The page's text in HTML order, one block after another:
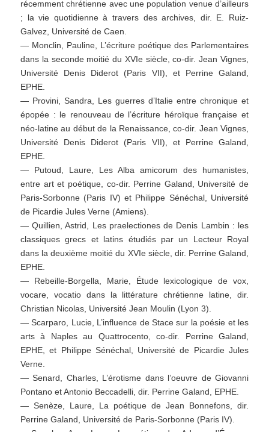
récemment chrétienne avec une population venue d’ailleurs
; la vie quotidienne à travers des archives, dir. E. Ruiz-
Galvez, Université de Caen.
— Monclin, Pauline, L’écriture poétique des Parlementaires
dans la seconde moitié du XVIe siècle, co-dir. Jean Vignes,
Université Denis Diderot (Paris VII), et Perrine Galand,
EPHE.
— Provini, Sandra, Les guerres d’Italie entre chronique et
épopée : le renouveau de l’écriture héroïque française et
néo-latine au début de la Renaissance, co-dir. Jean Vignes,
Université Denis Diderot (Paris VII), et Perrine Galand,
EPHE.
— Putoud, Laure, Les Alba amicorum des humanistes,
entre art et poétique, co-dir. Perrine Galand, Université de
Paris-Sorbonne (Paris IV) et Philippe Sénéchal, Université
de Picardie Jules Verne (Amiens).
— Quillien, Astrid, Les praelectiones de Denis Lambin : les
classiques grecs et latins étudiés par un Lecteur Royal
dans la deuxième moitié du XVIe siècle, dir. Perrine Galand,
EPHE.
— Rebeille-Borgella, Marie, Étude lexicologique de vox,
vocare, vocatio dans la littérature chrétienne latine, dir.
Christian Nicolas, Université Jean Moulin (Lyon 3).
— Scarparo, Lucie, L’influence de Stace sur la poésie et les
arts à Naples au Quattrocento, co-dir. Perrine Galand,
EPHE, et Philippe Sénéchal, Université de Picardie Jules
Verne.
— Senard, Charles, L’érotisme dans l’oeuvre de Giovanni
Pontano et Antonio Beccadelli, dir. Perrine Galand, EPHE.
— Senèze, Laure, La poétique de Jean Bonnefons, dir.
Perrine Galand, Université de Paris-Sorbonne (Paris IV).